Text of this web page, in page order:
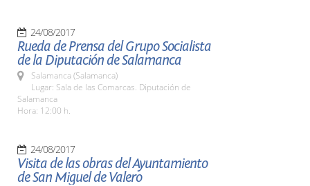
24/08/2017
Rueda de Prensa del Grupo Socialista
de la Diputación de Salamanca
Salamanca (Salamanca)
Lugar: Sala de las Comarcas. Diputación de
Salamanca
Hora: 12:00 h.
24/08/2017
Visita de las obras del Ayuntamiento
de San Miguel de Valero